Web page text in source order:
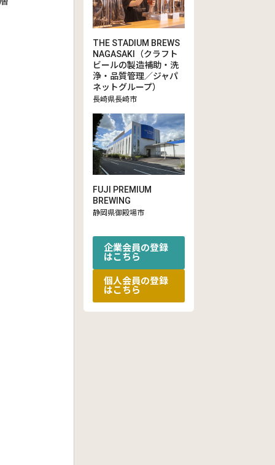
THE STADIUM BREWS
NAGASAKI（クラフト
ビールの製造補助・洗
浄・品質管理／ジャパ
ネットグループ）
長崎県長崎市
FUJI PREMIUM
BREWING
静岡県御殿場市
企業会員の登録
はこちら
個人会員の登録
はこちら